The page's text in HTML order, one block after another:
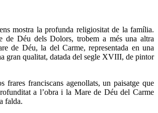
mostra la profunda religiositat de la família.
de Déu dels Dolors, trobem a més una altra
de Déu, la del Carme, representada en una
gran qualitat, datada del segle XVIII, de pintor
frares franciscans agenollats, un paisatge que
a l’obra i la Mare de Déu del Carme
falda.